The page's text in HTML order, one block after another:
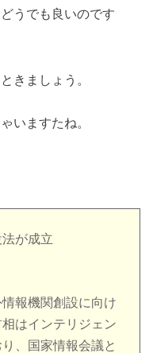
うでも良いのです
きましょう。
いますたね。
法が成立
報機関創設に向け
はインテリジェン
、国家情報会議と